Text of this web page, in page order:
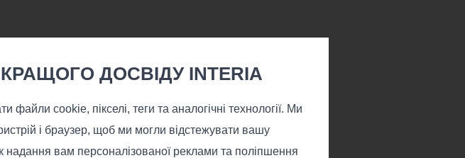
ДОСВІДУ INTERIA
cookie, пікселі, теги та аналогічні технології. Ми
і браузер, щоб ми могли відстежувати вашу
надання вам персоналізованої реклами та поліпшення